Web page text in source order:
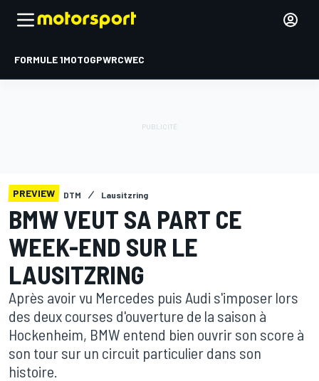
FORMULE 1MOTOGPWRCWEC
PREVIEW DTM Lausitzring
BMW VEUT SA PART CE
WEEK-END SUR LE
LAUSITZRING
Après avoir vu Mercedes puis Audi s'imposer lors
des deux courses d'ouverture de la saison à
Hockenheim, BMW entend bien ouvrir son score à
son tour sur un circuit particulier dans son
histoire.